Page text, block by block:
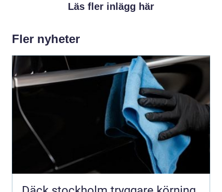
Läs fler inlägg här
Fler nyheter